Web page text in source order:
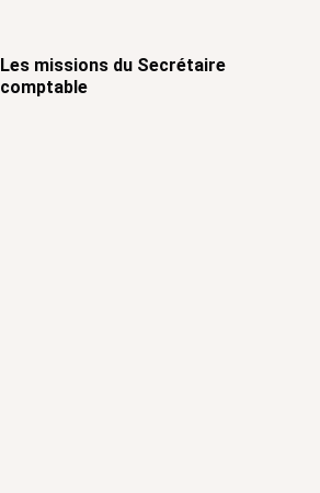
Les missions du Secrétaire
comptable